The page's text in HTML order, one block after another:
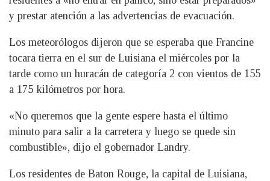
y prestar atención a las advertencias de evacuación.
Los meteorólogos dijeron que se esperaba que Francine
tocara tierra en el sur de Luisiana el miércoles por la
tarde como un huracán de categoría 2 con vientos de 155
a 175 kilómetros por hora.
«No queremos que la gente espere hasta el último
minuto para salir a la carretera y luego se quede sin
combustible», dijo el gobernador Landry.
Los residentes de Baton Rouge, la capital de Luisiana,